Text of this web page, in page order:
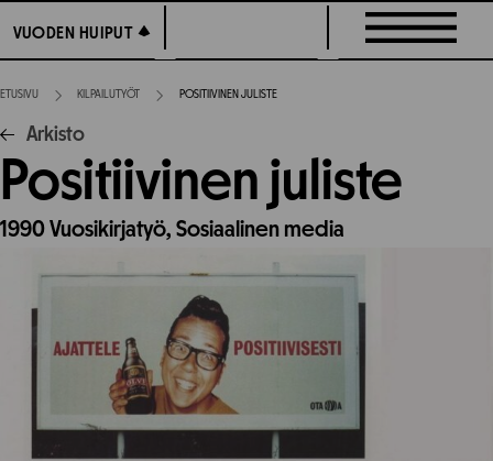
suoraan
sisältöön
VUODEN HUIPUT
VUODEN HUIPUT
ETUSIVU KILPAILUTYÖT POSITIIVINEN JULISTE
Arkisto
Positiivinen juliste
1990Vuosikirjatyö, Sosiaalinen media